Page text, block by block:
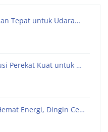
Tepat untuk Udara…
Perekat Kuat untuk …
Energi, Dingin Ce…